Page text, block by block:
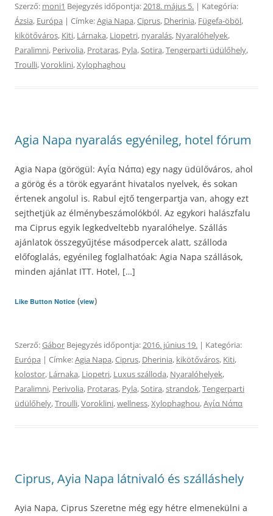
Szerző: moni1 Bejegyzés időpontja:2018. május 5. | Kategória:
Ázsia, Európa | Címke:Agia Napa,Ciprus, Dherinia, Fügefa-öböl,
kikötőváros, Kiti, Lárnaka, Liopetri, nyaralás, Nyaralóhelyek,
Paralimni, Perivolia, Protaras, Pyla,Sotira,Tengerparti üdülőhely,
Troulli,Voroklini,Xylophaghou
Agia Napa nyaralás egyénileg, hotel fórum
Agia Napa (görögül: Αγία Νάπα) egy nagy üdülőváros, ahol
a görög és a török egyaránt hivatalos nyelvek, és sokan
értenek angolul is. Rabul ejtő tengerpartja van, ahogy ezt
sejthetjük az élménybeszámolókból. Az egykori halászfalu
ma Ciprus egyik legkedveltebb nyaralóhelye. Szállás
ajánlatok összegyűjtése másodpercek alatt, szálloda
előfoglalás, egyénileg foglalhatóak: Agia Napa szállások,
minden ajánlat ITT. Hotel, […]
Like Button Notice (view)
Szerző:Gábor Bejegyzés időpontja:2016. június 19. | Kategória:
Európa | Címke:Agia Napa,Ciprus, Dherinia, kikötőváros, Kiti,
kolostor, Lárnaka, Liopetri, Luxus szálloda, Nyaralóhelyek,
Paralimni, Perivolia, Protaras, Pyla,Sotira,strandok,Tengerparti
üdülőhely,Troulli,Voroklini,wellness,Xylophaghou,Αγία Νάπα
Ciprus, Ayia Napa látnivaló és szálláshely
Ayia Napa, Ciprus Szeretne még egy hétre elmenekülni a